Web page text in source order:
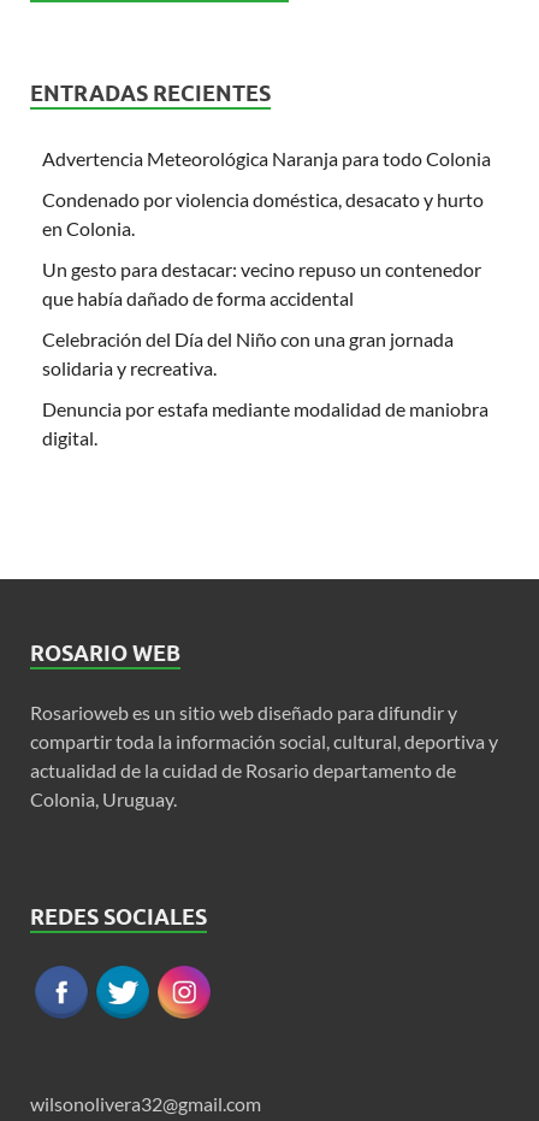
ENTRADAS RECIENTES
Advertencia Meteorológica Naranja para todo Colonia
Condenado por violencia doméstica, desacato y hurto
en Colonia.
Un gesto para destacar: vecino repuso un contenedor
que había dañado de forma accidental
Celebración del Día del Niño con una gran jornada
solidaria y recreativa.
Denuncia por estafa mediante modalidad de maniobra
digital.
ROSARIO WEB
Rosarioweb es un sitio web diseñado para difundir y
compartir toda la información social, cultural, deportiva y
actualidad de la cuidad de Rosario departamento de
Colonia, Uruguay.
REDES SOCIALES
wilsonolivera32@gmail.com